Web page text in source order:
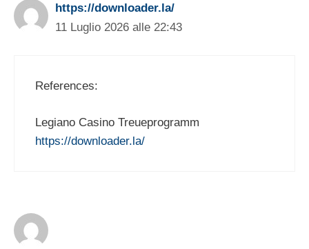
https://downloader.la/
11 Luglio 2026 alle 22:43
References:
Legiano Casino Treueprogramm
https://downloader.la/